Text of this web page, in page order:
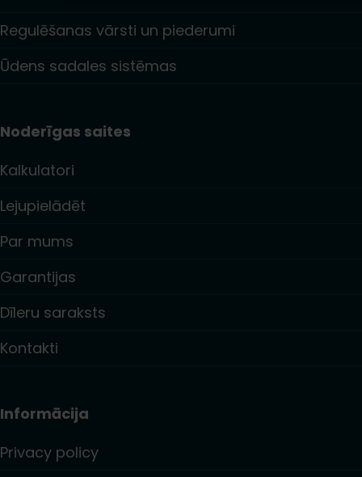
Regulēšanas vārsti un piederumi
Ūdens sadales sistēmas
Noderīgas saites
Kalkulatori
Lejupielādēt
Par mums
Garantijas
Dīleru saraksts
Kontakti
Informācija
Privacy policy